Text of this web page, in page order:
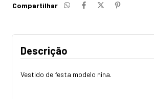
Compartilhar
Descrição
Vestido de festa modelo nina.